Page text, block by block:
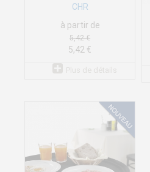
CHR
à partir de
5,42 €
5,42 €